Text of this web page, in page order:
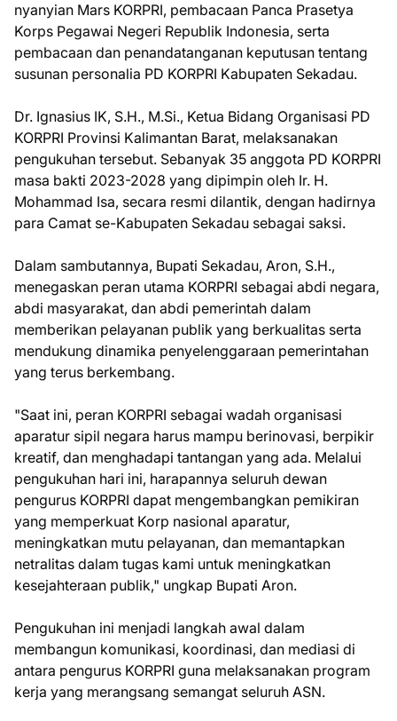
nyanyian Mars KORPRI, pembacaan Panca Prasetya
Korps Pegawai Negeri Republik Indonesia, serta
pembacaan dan penandatanganan keputusan tentang
susunan personalia PD KORPRI Kabupaten Sekadau.
Dr. Ignasius IK, S.H., M.Si., Ketua Bidang Organisasi PD
KORPRI Provinsi Kalimantan Barat, melaksanakan
pengukuhan tersebut. Sebanyak 35 anggota PD KORPRI
masa bakti 2023-2028 yang dipimpin oleh Ir. H.
Mohammad Isa, secara resmi dilantik, dengan hadirnya
para Camat se-Kabupaten Sekadau sebagai saksi.
Dalam sambutannya, Bupati Sekadau, Aron, S.H.,
menegaskan peran utama KORPRI sebagai abdi negara,
abdi masyarakat, dan abdi pemerintah dalam
memberikan pelayanan publik yang berkualitas serta
mendukung dinamika penyelenggaraan pemerintahan
yang terus berkembang.
"Saat ini, peran KORPRI sebagai wadah organisasi
aparatur sipil negara harus mampu berinovasi, berpikir
kreatif, dan menghadapi tantangan yang ada. Melalui
pengukuhan hari ini, harapannya seluruh dewan
pengurus KORPRI dapat mengembangkan pemikiran
yang memperkuat Korp nasional aparatur,
meningkatkan mutu pelayanan, dan memantapkan
netralitas dalam tugas kami untuk meningkatkan
kesejahteraan publik," ungkap Bupati Aron.
Pengukuhan ini menjadi langkah awal dalam
membangun komunikasi, koordinasi, dan mediasi di
antara pengurus KORPRI guna melaksanakan program
kerja yang merangsang semangat seluruh ASN.